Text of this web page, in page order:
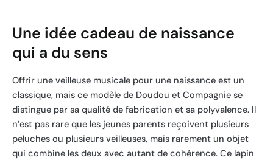
Une idée cadeau de naissance
qui a du sens
Offrir une veilleuse musicale pour une naissance est un
classique, mais ce modèle de Doudou et Compagnie se
distingue par sa qualité de fabrication et sa polyvalence. Il
n’est pas rare que les jeunes parents reçoivent plusieurs
peluches ou plusieurs veilleuses, mais rarement un objet
qui combine les deux avec autant de cohérence. Ce lapin